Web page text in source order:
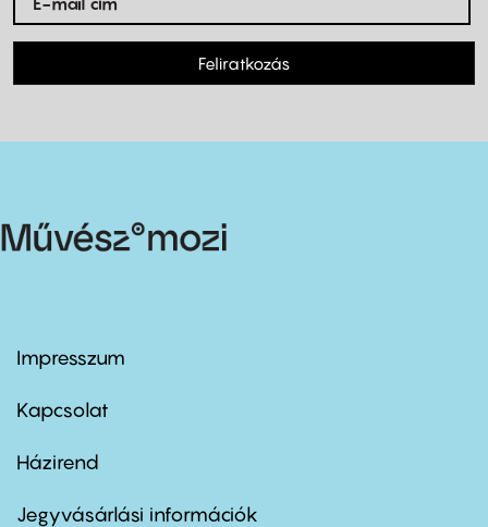
Feliratkozás
Footer
first
Impresszum
Kapcsolat
Footer
second
Házirend
Jegyvásárlási információk